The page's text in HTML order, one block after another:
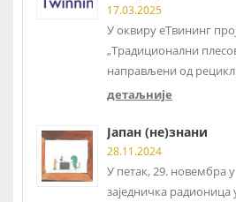
17.03.2025
У оквиру еТвининг
„Традиционални
направљени од
детаљније
Јапан (не)знани
28.11.2024
У петак, 29. новембра
заједничка